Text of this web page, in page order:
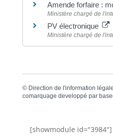
Amende forfaire :
Ministère chargé de
PV électronique
Ministère chargé de
© Direction de l'information
comarquage developpé par
[showmodule id="3984"]